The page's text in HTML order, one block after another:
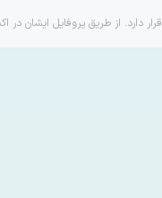
قرار دارد. از طریق پروفایل ایشان در